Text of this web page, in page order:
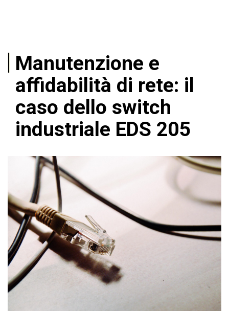
Manutenzione e
affidabilità di rete: il
caso dello switch
industriale EDS 205